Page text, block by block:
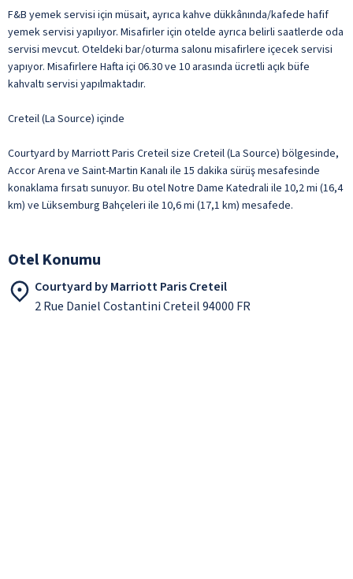
F&B yemek servisi için müsait, ayrıca kahve dükkânında/kafede hafif
yemek servisi yapılıyor. Misafirler için otelde ayrıca belirli saatlerde oda
servisi mevcut. Oteldeki bar/oturma salonu misafirlere içecek servisi
yapıyor. Misafirlere Hafta içi 06.30 ve 10 arasında ücretli açık büfe
kahvaltı servisi yapılmaktadır.
Creteil (La Source) içinde
Courtyard by Marriott Paris Creteil size Creteil (La Source) bölgesinde,
Accor Arena ve Saint-Martin Kanalı ile 15 dakika sürüş mesafesinde
konaklama fırsatı sunuyor. Bu otel Notre Dame Katedrali ile 10,2 mi (16,4
km) ve Lüksemburg Bahçeleri ile 10,6 mi (17,1 km) mesafede.
Otel Konumu
Courtyard by Marriott Paris Creteil
2 Rue Daniel Costantini Creteil 94000 FR